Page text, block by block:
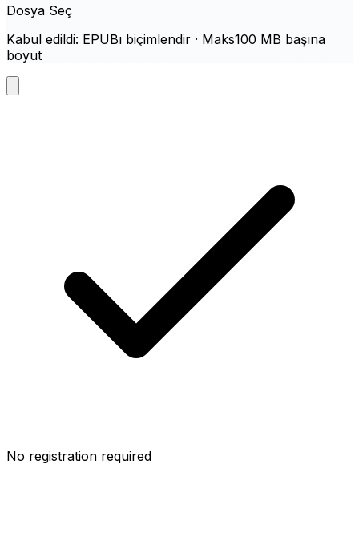
Dosya Seç
Kabul edildi: EPUBı biçimlendir · Maks100 MB başına
boyut
No registration required